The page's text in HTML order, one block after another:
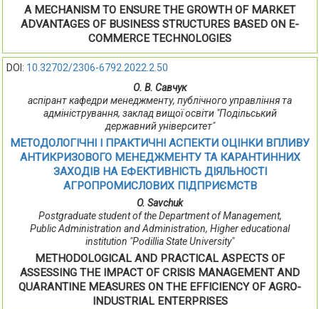
A MECHANISM TO ENSURE THE GROWTH OF MARKET
ADVANTAGES OF BUSINESS STRUCTURES BASED ON E-
COMMERCE TECHNOLOGIES
DOI: 10.32702/2306-6792.2022.2.50
О. В. Савчук
аспірант кафедри менеджменту, публічного управління та
адміністрування, заклад вищої освіти "Подільський
державний університет"
МЕТОДОЛОГІЧНІ І ПРАКТИЧНІ АСПЕКТИ ОЦІНКИ ВПЛИВУ
АНТИКРИЗОВОГО МЕНЕДЖМЕНТУ ТА КАРАНТИННИХ
ЗАХОДІВ НА ЕФЕКТИВНІСТЬ ДІЯЛЬНОСТІ
АГРОПРОМИСЛОВИХ ПІДПРИЄМСТВ
O. Savchuk
Postgraduate student of the Department of Management,
Public Administration and Administration, Higher educational
institution "Podillia State University"
METHODOLOGICAL AND PRACTICAL ASPECTS OF
ASSESSING THE IMPACT OF CRISIS MANAGEMENT AND
QUARANTINE MEASURES ON THE EFFICIENCY OF AGRO-
INDUSTRIAL ENTERPRISES